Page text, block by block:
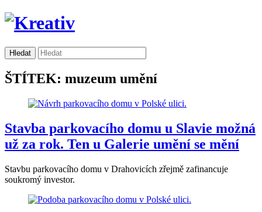
ŠTÍTEK: muzeum umění
Stavba parkovacího domu u Slavie možná
už za rok. Ten u Galerie umění se mění
Stavbu parkovacího domu v Drahovicích zřejmě zafinancuje
soukromý investor.